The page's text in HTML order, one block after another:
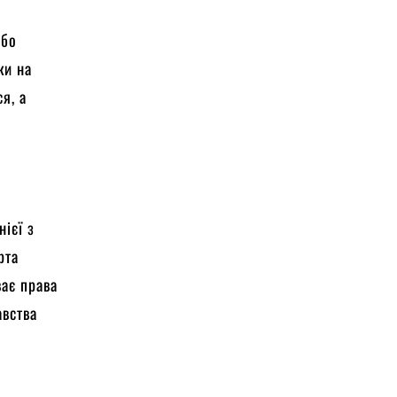
на
а
з
права